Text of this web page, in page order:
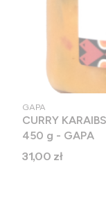
PRODUCENT
GAPA
CURRY
450 g - GAPA
Cena
31,00 zł